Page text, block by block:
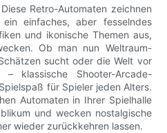
Retro-Automaten zeichnen
einfaches, aber fesselndes
und ikonische Themen aus,
Ob man nun Weltraum-
sucht oder die Welt vor
klassische Shooter-Arcade-
für Spieler jeden Alters.
Automaten in Ihrer Spielhalle
und wecken nostalgische
wieder zurückkehren lassen.